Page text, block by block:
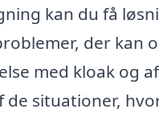
kan du få
der kan
med kloak og
de situationer,